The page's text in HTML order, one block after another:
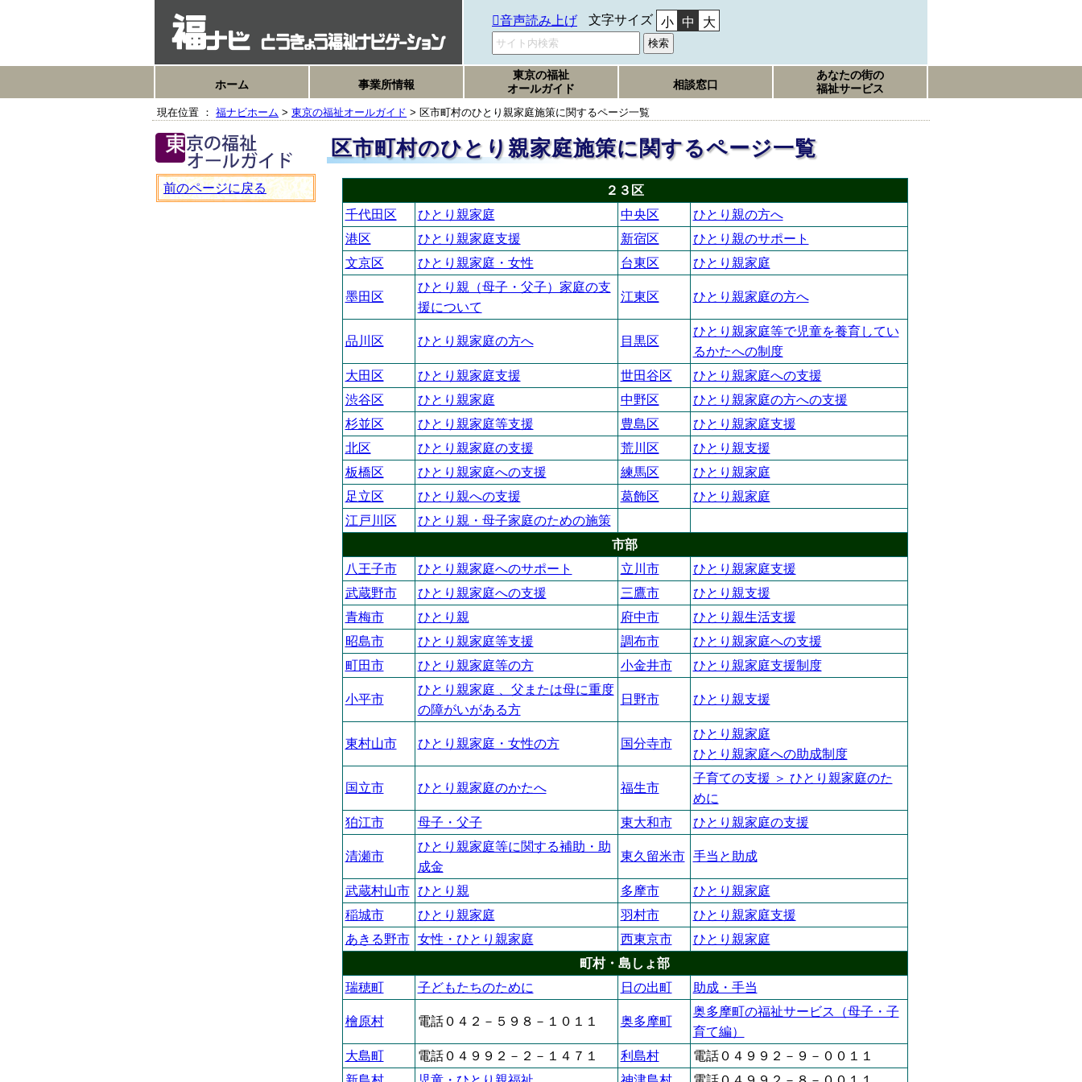
音声読み上げ 文字サイズ 小 中 大
ホーム 事業所情報
東京の福祉
オールガイド
相談窓口
あなたの街の
福祉サービス
現在位置 ：福ナビホーム >東京の福祉オールガイド > 区市町村のひとり親家庭施策に関するページ一覧
前のページに戻る
区市町村のひとり親家庭施策に関するページ一覧
２３区
千代田区
ひとり親家庭 中央区
ひとり親の方へ
港区
ひとり親家庭支援 新宿区
ひとり親のサポート
文京区
ひとり親家庭・女性 台東区 ひとり親家庭
墨田区
ひとり親（母子・父子）家庭の支
援について
江東区 ひとり親家庭の方へ
品川区 ひとり親家庭の方へ 目黒区
ひとり親家庭等で児童を養育してい
るかたへの制度
大田区
ひとり親家庭支援 世田谷区
ひとり親家庭への支援
渋谷区
ひとり親家庭 中野区
ひとり親家庭の方への支援
杉並区
ひとり親家庭等支援 豊島区
ひとり親家庭支援
北区
ひとり親家庭の支援 荒川区
ひとり親支援
板橋区
ひとり親家庭への支援 練馬区
ひとり親家庭
足立区
ひとり親への支援 葛飾区
ひとり親家庭
江戸川区
ひとり親・母子家庭のための施策
市部
八王子市
ひとり親家庭へのサポート 立川市
ひとり親家庭支援
武蔵野市
ひとり親家庭への支援 三鷹市
ひとり親支援
青梅市
ひとり親 府中市
ひとり親生活支援
昭島市
ひとり親家庭等支援 調布市
ひとり親家庭への支援
町田市
ひとり親家庭等の方 小金井市 ひとり親家庭支援制度
小平市
ひとり親家庭 、父または母に重度
の障がいがある方
日野市 ひとり親支援
東村山市 ひとり親家庭・女性の方 国分寺市
ひとり親家庭
ひとり親家庭への助成制度
国立市 ひとり親家庭のかたへ 福生市
子育ての支援 ＞ ひとり親家庭のた
めに
狛江市
母子・父子 東大和市 ひとり親家庭の支援
清瀬市
ひとり親家庭等に関する補助・助
成金
東久留米市 手当と助成
武蔵村山市 ひとり親 多摩市
ひとり親家庭
稲城市
ひとり親家庭 羽村市
ひとり親家庭支援
あきる野市
女性・ひとり親家庭 西東京市
ひとり親家庭
町村・島しょ部
瑞穂町
子どもたちのために 日の出町 助成・手当
檜原村 電話０４２－５９８－１０１１ 奥多摩町
奥多摩町の福祉サービス（母子・子
育て編）
大島町
電話０４９９２－２－１４７１ 利島村
電話０４９９２－９－００１１